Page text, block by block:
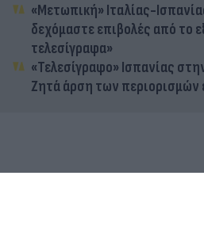
«Μετωπική» Ιταλίας-
δεχόμαστε επιβολές από το
τελεσίγραφα»
«Τελεσίγραφο» Ισπανίας
Ζητά άρση των περιορισμών